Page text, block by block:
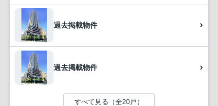
過去掲載物件
過去掲載物件
すべて見る（全20戸）